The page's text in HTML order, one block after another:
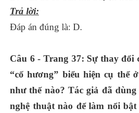
Trả lời:
Đáp án đúng là: D.
Câu 6 - Trang 37: Sự thay đổi
“cố hương” biểu hiện cụ thể
như thế nào? Tác giả đã
nghệ thuật nào để làm nổi